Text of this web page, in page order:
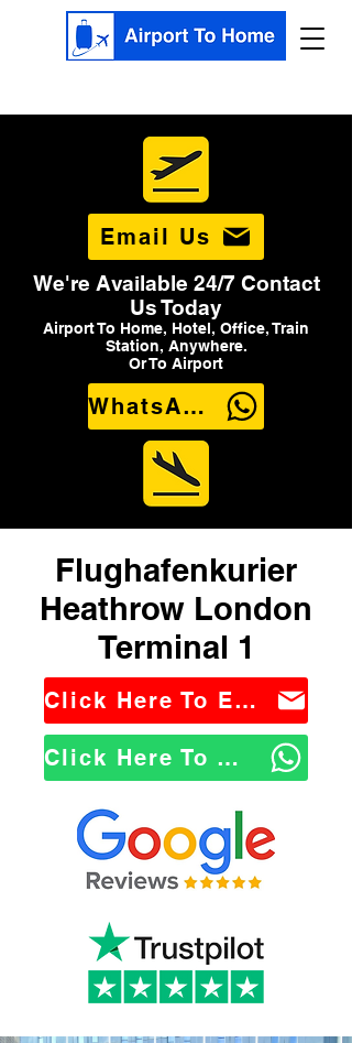
Email Us
We're Available 24/7 Contact
Us Today
Airport To Home, Hotel, Office, Train
Station, Anywhere.
Or To Airport
WhatsApp Us
Flughafenkurier
Heathrow London
Terminal 1
Click Here To Email Us
Click Here To WhatsApp Us